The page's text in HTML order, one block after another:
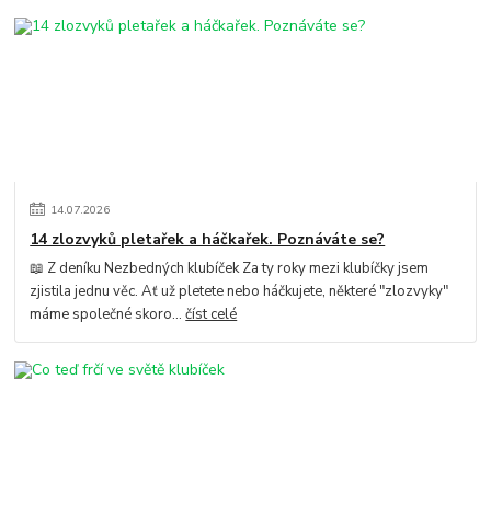
14.07.2026
14 zlozvyků pletařek a háčkařek. Poznáváte se?
📖 Z deníku Nezbedných klubíček Za ty roky mezi klubíčky jsem
zjistila jednu věc. Ať už pletete nebo háčkujete, některé "zlozvyky"
máme společné skoro...číst celé